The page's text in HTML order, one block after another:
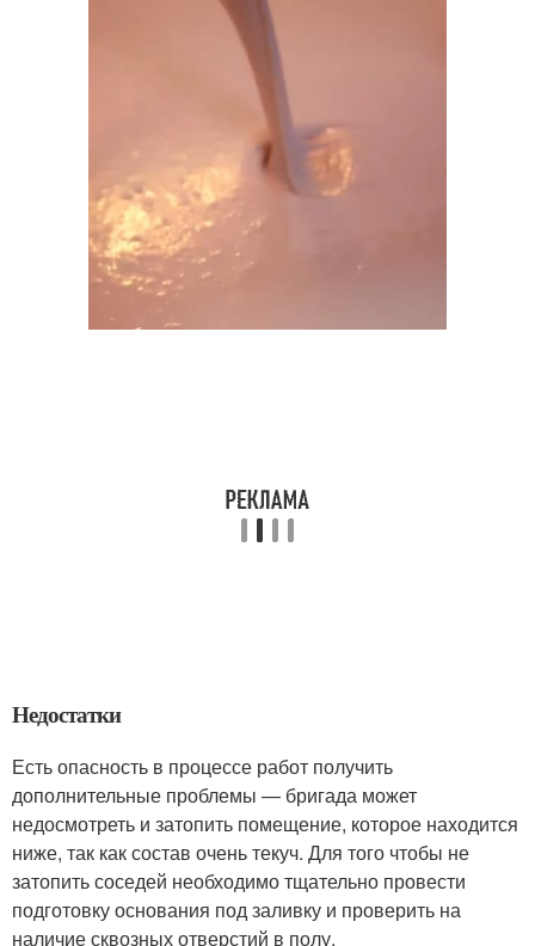
Недостатки
Есть опасность в процессе работ получить
дополнительные проблемы — бригада может
недосмотреть и затопить помещение, которое находится
ниже, так как состав очень текуч. Для того чтобы не
затопить соседей необходимо тщательно провести
подготовку основания под заливку и проверить на
наличие сквозных отверстий в полу.